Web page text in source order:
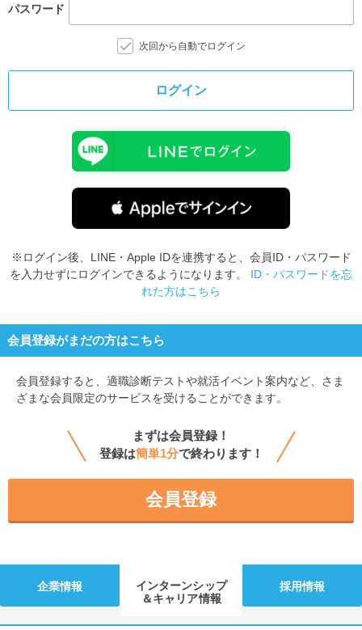
パスワード
次回から自動でログイン
ログイン
※ログイン後、LINE・Apple IDを連携すると、会員ID・パスワード
を入力せずにログインできるようになります。 ID・パスワードを忘
れた方はこちら
会員登録がまだの方はこちら
会員登録すると、 適職診断テストや就活イベント案内など、さま
ざまな会員限定のサービスを受けることができます。
まずは会員登録！
登録は簡単1分で終わります！
会員登録
企業情報
インターンシップ
＆キャリア情報
採用情報